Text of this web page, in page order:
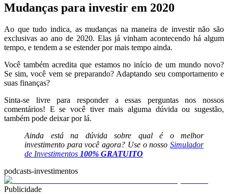
Mudanças para investir em 2020
Ao que tudo indica, as mudanças na maneira de investir não são
exclusivas ao ano de 2020. Elas já vinham acontecendo há algum
tempo, e tendem a se estender por mais tempo ainda.
Você também acredita que estamos no início de um mundo novo?
Se sim, você vem se preparando? Adaptando seu comportamento e
suas finanças?
Sinta-se livre para responder a essas perguntas nos nossos
comentários! E se você tiver mais alguma dúvida ou sugestão,
também pode deixar por lá.
Ainda está na dúvida sobre qual é o melhor
investimento para você agora? Use o nosso Simulador
de Investimentos 100% GRATUITO
podcasts-investimentos
Publicidade